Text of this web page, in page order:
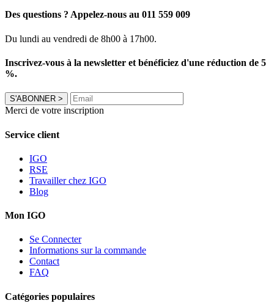
Des questions ? Appelez-nous au 011 559 009
Du lundi au vendredi de 8h00 à 17h00.
Inscrivez-vous à la newsletter et bénéficiez d'une réduction de 5
%.
S'ABONNER >
Merci de votre inscription
Service client
IGO
RSE
Travailler chez IGO
Blog
Mon IGO
Se Connecter
Informations sur la commande
Contact
FAQ
Catégories populaires